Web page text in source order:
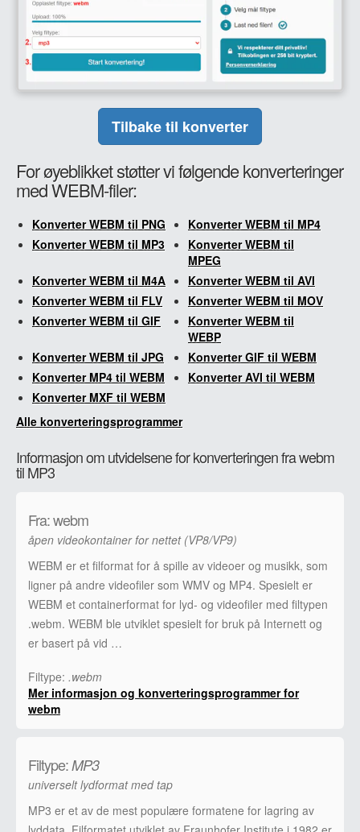
Tilbake til konverter
For øyeblikket støtter vi følgende konverteringer
med WEBM-filer:
Konverter WEBM til PNG
Konverter WEBM til MP4
Konverter WEBM til MP3
Konverter WEBM til
MPEG
Konverter WEBM til M4A
Konverter WEBM til AVI
Konverter WEBM til FLV
Konverter WEBM til MOV
Konverter WEBM til GIF
Konverter WEBM til
WEBP
Konverter WEBM til JPG
Konverter GIF til WEBM
Konverter MP4 til WEBM
Konverter AVI til WEBM
Konverter MXF til WEBM
Alle konverteringsprogrammer
Informasjon om utvidelsene for konverteringen fra webm
til MP3
Fra: webm
åpen videokontainer for nettet (VP8/VP9)
WEBM er et filformat for å spille av videoer og musikk, som
ligner på andre videofiler som WMV og MP4. Spesielt er
WEBM et containerformat for lyd- og videofiler med filtypen
.webm. WEBM ble utviklet spesielt for bruk på Internett og
er basert på vid …
Filtype: .webm
Mer informasjon og konverteringsprogrammer for
webm
Filtype:MP3
universelt lydformat med tap
MP3 er et av de mest populære formatene for lagring av